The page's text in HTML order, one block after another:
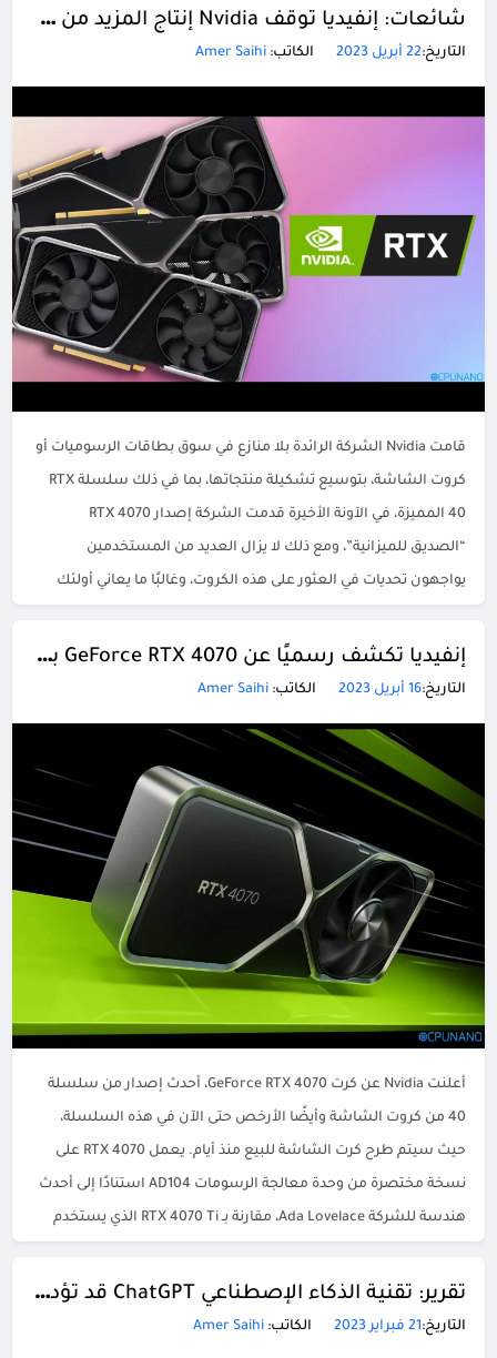
شائعات: إنفيديا توقف Nvidia إنتاج المزيد من سلسلة كروت RTX 40
التاريخ:22 أبريل 2023 الكاتب: Amer Saihi
قامت Nvidia الشركة الرائدة بلا منازع في سوق بطاقات الرسوميات أو
كروت الشاشة، بتوسيع تشكيلة منتجاتها، بما في ذلك سلسلة RTX
40 المميزة، في الآونة الأخيرة قدمت الشركة إصدار RTX 4070
“الصديق للميزانية”، ومع ذلك لا يزال العديد من المستخدمين
يواجهون تحديات في العثور على هذه الكروت، وغالبًا ما يعاني أولئك
إنفيديا تكشف رسميًا عن GeForce RTX 4070 بسعر 599 دولارًا
التاريخ:16 أبريل 2023 الكاتب: Amer Saihi
أعلنت Nvidia عن كرت GeForce RTX 4070، أحدث إصدار من سلسلة
40 من كروت الشاشة وأيضًا الأرخص حتى الآن في هذه السلسلة،
حيث سيتم طرح كرت الشاشة للبيع منذ أيام. يعمل RTX 4070 على
نسخة مختصرة من وحدة معالجة الرسومات AD104 استنادًا إلى أحدث
هندسة للشركة Ada Lovelace، مقارنة بـ RTX 4070 Ti الذي يستخدم
تقرير: تقنية الذكاء الإصطناعي ChatGPT قد تؤدي إلى نقص في كروت الشاشة
التاريخ:21 فبراير 2023 الكاتب: Amer Saihi